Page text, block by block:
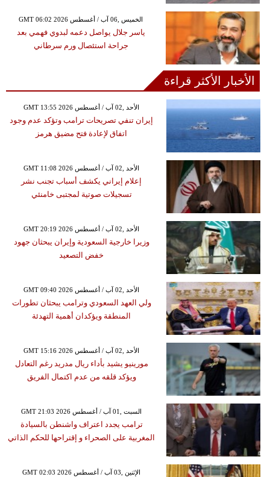
GMT 06:02 2026 الخميس ,06 آب / أغسطس
ياسر جلال يواصل دعمه لبدوي فهمي بعد
جراحة استئصال ورم سرطاني
الأخبار الأكثر قراءة
GMT 13:55 2026 الأحد ,02 آب / أغسطس
إيران تنفي تصريحات ترامب وتؤكد عدم وجود
اتفاق لإعادة فتح مضيق هرمز
GMT 11:08 2026 الأحد ,02 آب / أغسطس
إعلام إيراني يكشف أسباب تجنب نشر
تسجيلات صوتية لمجتبى خامنئي
GMT 20:19 2026 الأحد ,02 آب / أغسطس
وزيرا خارجية السعودية وإيران يبحثان جهود
خفض التصعيد
GMT 09:40 2026 الأحد ,02 آب / أغسطس
ولي العهد السعودي وترامب يبحثان تطورات
المنطقة ويؤكدان أهمية التهدئة
GMT 15:16 2026 الأحد ,02 آب / أغسطس
مورينيو يشيد بأداء ريال مدريد رغم التعادل
ويؤكد قلقه من عدم اكتمال الفريق
GMT 21:03 2026 السبت ,01 آب / أغسطس
ترامب يجدد اعتراف واشنطن بالسيادة
المغربية على الصحراء و إقتراحها للحكم الذاتي
GMT 02:03 2026 الإثنين ,03 آب / أغسطس